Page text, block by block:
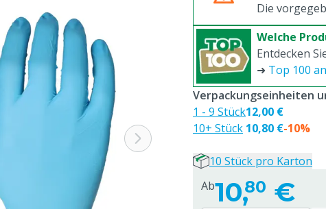
Die
Welche
Entdecken
➜ Top 100
Ab10,80 €
Verpackungseinheiten
1 - 9 Stück
10+ Stück
12,00 €
10,80 €-10%
10 Stück pro Karton